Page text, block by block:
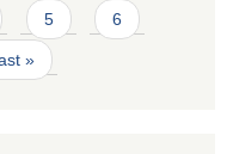
5 6
»